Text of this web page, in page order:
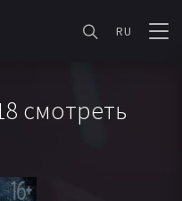
RU
смотреть